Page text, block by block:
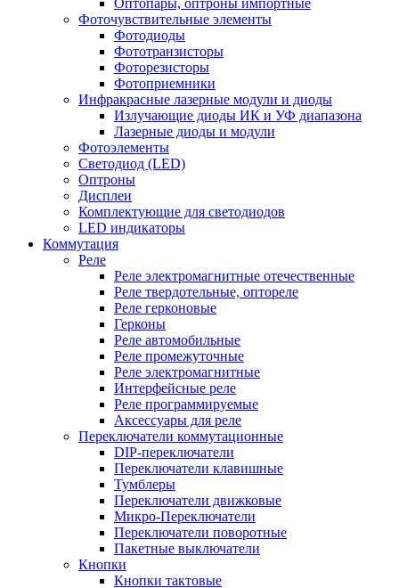
Фоточувствительные элементы
Фотодиоды
Фототранзисторы
Фоторезисторы
Фотоприемники
Инфракрасные лазерные модули и диоды
Излучающие диоды ИК и УФ диапазона
Лазерные диоды и модули
Фотоэлементы
Светодиод (LED)
Оптроны
Дисплеи
Комплектующие для светодиодов
LED индикаторы
Коммутация
Реле
Реле электромагнитные отечественные
Реле твердотельные, оптореле
Реле герконовые
Герконы
Реле автомобильные
Реле промежуточные
Реле электромагнитные
Интерфейсные реле
Реле программируемые
Аксессуары для реле
Переключатели коммутационные
DIP-переключатели
Переключатели клавишные
Тумблеры
Переключатели движковые
Микро-Переключатели
Переключатели поворотные
Пакетные выключатели
Кнопки
Кнопки тактовые